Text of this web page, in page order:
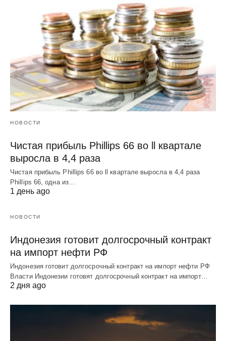
НОВОСТИ
Чистая прибыль Phillips 66 во ll квартале
выросла в 4,4 раза
Чистая прибыль Phillips 66 во ll квартале выросла в 4,4 раза
Phillips 66, одна из…
1 день ago
НОВОСТИ
Индонезия готовит долгосрочный контракт
на импорт нефти РФ
Индонезия готовит долгосрочный контракт на импорт нефти РФ
Власти Индонезии готовят долгосрочный контракт на импорт…
2 дня ago